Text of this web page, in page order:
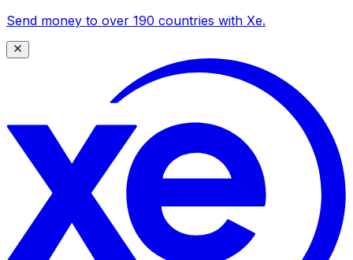
Send money to over 190 countries with Xe.